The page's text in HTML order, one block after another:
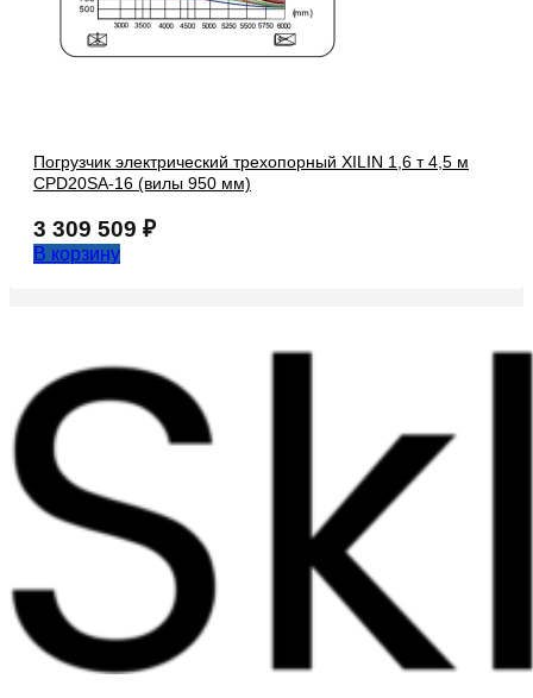
Погрузчик электрический трехопорный XILIN 1,6 т 4,5 м
CPD20SA-16 (вилы 950 мм)
3 309 509 ₽
В корзину